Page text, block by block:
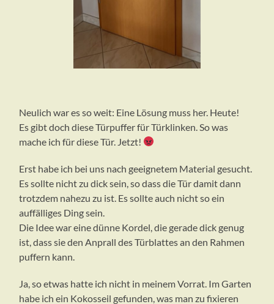
Neulich war es so weit: Eine Lösung muss her. Heute!
Es gibt doch diese Türpuffer für Türklinken. So was
mache ich für diese Tür. Jetzt!
Erst habe ich bei uns nach geeignetem Material gesucht.
Es sollte nicht zu dick sein, so dass die Tür damit dann
trotzdem nahezu zu ist. Es sollte auch nicht so ein
auffälliges Ding sein.
Die Idee war eine dünne Kordel, die gerade dick genug
ist, dass sie den Anprall des Türblattes an den Rahmen
puffern kann.
Ja, so etwas hatte ich nicht in meinem Vorrat. Im Garten
habe ich ein Kokosseil gefunden, was man zu fixieren